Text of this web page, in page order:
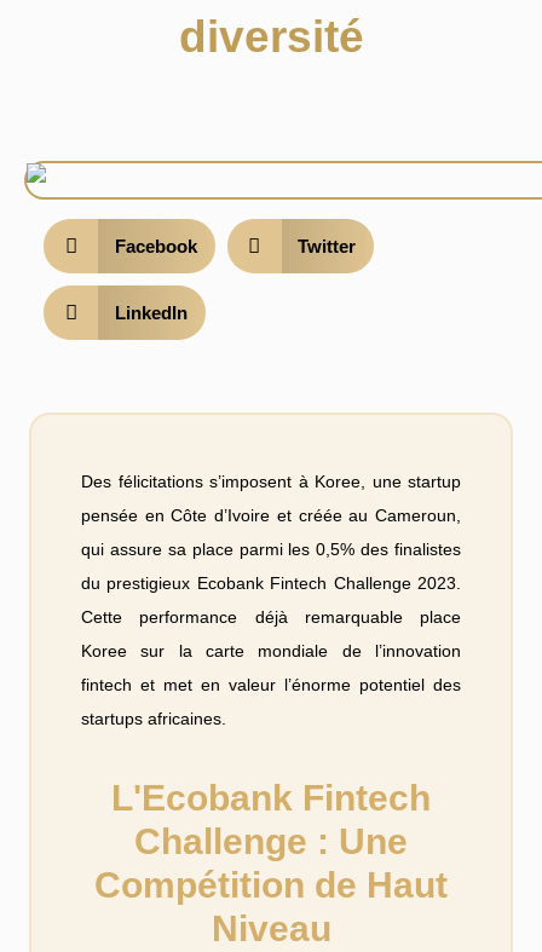
diversité
Facebook Twitter
LinkedIn
Des félicitations s’imposent à Koree, une startup
pensée en Côte d’Ivoire et créée au Cameroun,
qui assure sa place parmi les 0,5% des finalistes
du prestigieux Ecobank Fintech Challenge 2023.
Cette performance déjà remarquable place
Koree sur la carte mondiale de l’innovation
fintech et met en valeur l’énorme potentiel des
startups africaines.
L'Ecobank Fintech
Challenge : Une
Compétition de Haut
Niveau